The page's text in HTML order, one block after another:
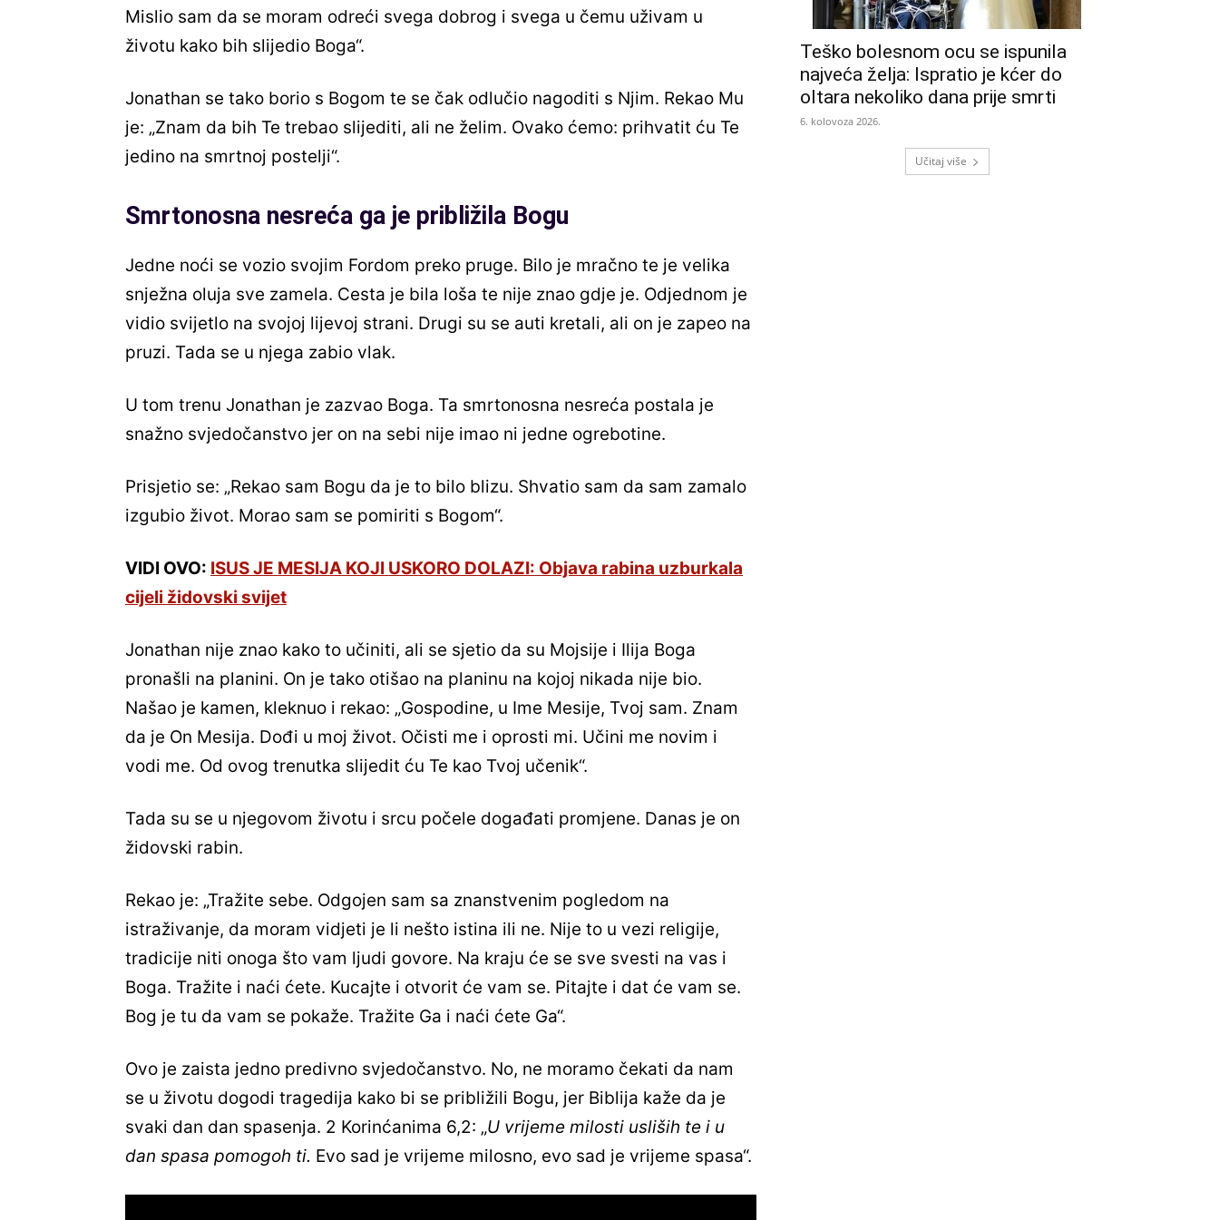
Mislio sam da se moram odreći svega dobrog i svega u čemu uživam u
životu kako bih slijedio Boga“.
Jonathan se tako borio s Bogom te se čak odlučio nagoditi s Njim. Rekao Mu
je: „Znam da bih Te trebao slijediti, ali ne želim. Ovako ćemo: prihvatit ću Te
jedino na smrtnoj postelji“.
Smrtonosna nesreća ga je približila Bogu
Jedne noći se vozio svojim Fordom preko pruge. Bilo je mračno te je velika
snježna oluja sve zamela. Cesta je bila loša te nije znao gdje je. Odjednom je
vidio svijetlo na svojoj lijevoj strani. Drugi su se auti kretali, ali on je zapeo na
pruzi. Tada se u njega zabio vlak.
U tom trenu Jonathan je zazvao Boga. Ta smrtonosna nesreća postala je
snažno svjedočanstvo jer on na sebi nije imao ni jedne ogrebotine.
Prisjetio se: „Rekao sam Bogu da je to bilo blizu. Shvatio sam da sam zamalo
izgubio život. Morao sam se pomiriti s Bogom“.
VIDI OVO: ISUS JE MESIJA KOJI USKORO DOLAZI: Objava rabina uzburkala
cijeli židovski svijet
Jonathan nije znao kako to učiniti, ali se sjetio da su Mojsije i Ilija Boga
pronašli na planini. On je tako otišao na planinu na kojoj nikada nije bio.
Našao je kamen, kleknuo i rekao: „Gospodine, u Ime Mesije, Tvoj sam. Znam
da je On Mesija. Dođi u moj život. Očisti me i oprosti mi. Učini me novim i
vodi me. Od ovog trenutka slijedit ću Te kao Tvoj učenik“.
Tada su se u njegovom životu i srcu počele događati promjene. Danas je on
židovski rabin.
Rekao je: „Tražite sebe. Odgojen sam sa znanstvenim pogledom na
istraživanje, da moram vidjeti je li nešto istina ili ne. Nije to u vezi religije,
tradicije niti onoga što vam ljudi govore. Na kraju će se sve svesti na vas i
Boga. Tražite i naći ćete. Kucajte i otvorit će vam se. Pitajte i dat će vam se.
Bog je tu da vam se pokaže. Tražite Ga i naći ćete Ga“.
Ovo je zaista jedno predivno svjedočanstvo. No, ne moramo čekati da nam
se u životu dogodi tragedija kako bi se približili Bogu, jer Biblija kaže da je
svaki dan dan spasenja. 2 Korinćanima 6,2: „U vrijeme milosti usliših te i u
dan spasa pomogoh ti. Evo sad je vrijeme milosno, evo sad je vrijeme spasa“.
Teško bolesnom ocu se ispunila
najveća želja: Ispratio je kćer do
oltara nekoliko dana prije smrti
6. kolovoza 2026.
Učitaj više